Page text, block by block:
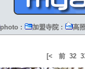
photo : 加盟寺院 : 高
[< 前 32